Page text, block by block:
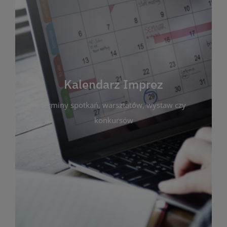
Kalendarz Imprez
terminy spotkań, warsztatów, wystaw czy
konkursów
Kalendarz Imprez
Zakładka ta gromadzi wszystkie planowane
wydarzenia kulturalne i edukacyjne organizowane
przez bibliotekę. Możesz tu sprawdzić terminy
spotkań, warsztatów, wystaw czy konkursów.
Dzięki przejrzystemu kalendarzowi łatwo
zaplanujesz udział w interesujących Cię
wydarzeniach. Aktualizujemy harmonogram na
bieżąco, by zawsze był zgodny z planem pracy
biblioteki. Zapraszamy do śledzenia i uczestnictwa
w życiu kulturalnym miasta!
WIĘCEJ